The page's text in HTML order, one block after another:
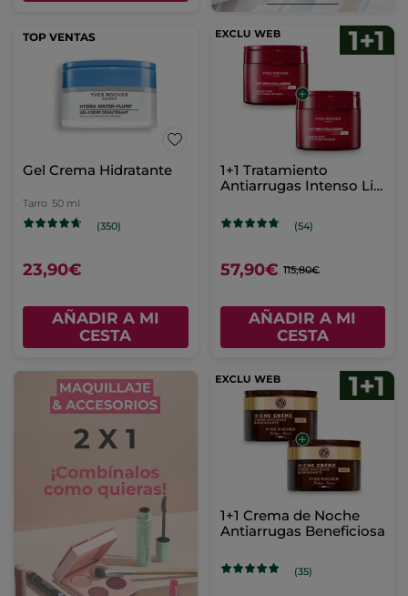
TOP VENTAS
Gel Crema Hidratante
Tarro 50 ml
(350)
23,90€
AÑADIR A MI
CESTA
1+1 Tratamiento
Antiarrugas Intenso Lift
(54)
57,90€ 115,80€
AÑADIR A MI
CESTA
1+1 Crema de Noche
Antiarrugas Beneficiosa
(35)